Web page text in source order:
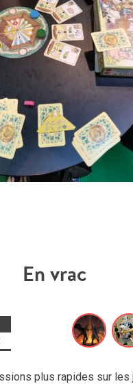
En vrac
plus rapides sur les